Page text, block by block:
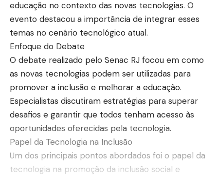
educação no contexto das novas tecnologias. O
evento destacou a importância de integrar esses
temas no cenário tecnológico atual.
Enfoque do Debate
O debate realizado pelo Senac RJ focou em como
as novas tecnologias podem ser utilizadas para
promover a inclusão e melhorar a educação.
Especialistas discutiram estratégias para superar
desafios e garantir que todos tenham acesso às
oportunidades oferecidas pela tecnologia.
Papel da Tecnologia na Inclusão
Um dos principais pontos abordados foi o papel da
tecnologia na promoção da inclusão social e